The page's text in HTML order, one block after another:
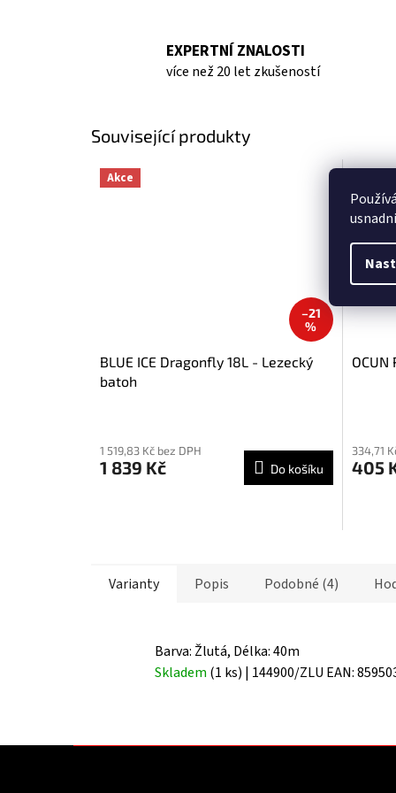
EXPERTNÍ ZNALOSTI
více než 20 let zkušeností
Související produkty
Akce
–21
%
BLUE ICE Dragonfly 18L - Lezecký
batoh
produktu
je
1 519,83 Kč bez DPH
1 839 Kč Do košíku
je
334,71
405
Varianty Popis Podobné (4)
Barva: Žlutá, Délka: 40m
Skladem (1 ks) | 144900/ZLU EAN: